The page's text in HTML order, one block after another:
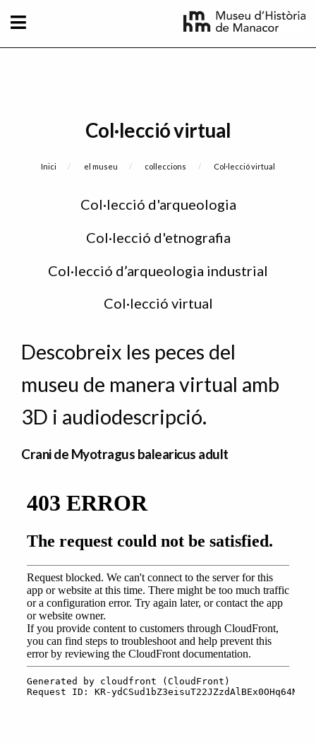
Col·lecció virtual
Fil d'Ariadna
Inici el museu colleccions Current:
Col·lecció virtual
Col·lecció d'arqueologia
Col·lecció d'etnografia
Col·lecció d’arqueologia industrial
Col·lecció virtual
Descobreix les peces del
museu de manera virtual amb
3D i audiodescripció.
Crani de Myotragus balearicus adult